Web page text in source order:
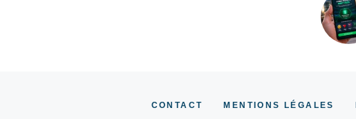
CONTACT MENTIONS LÉGALES